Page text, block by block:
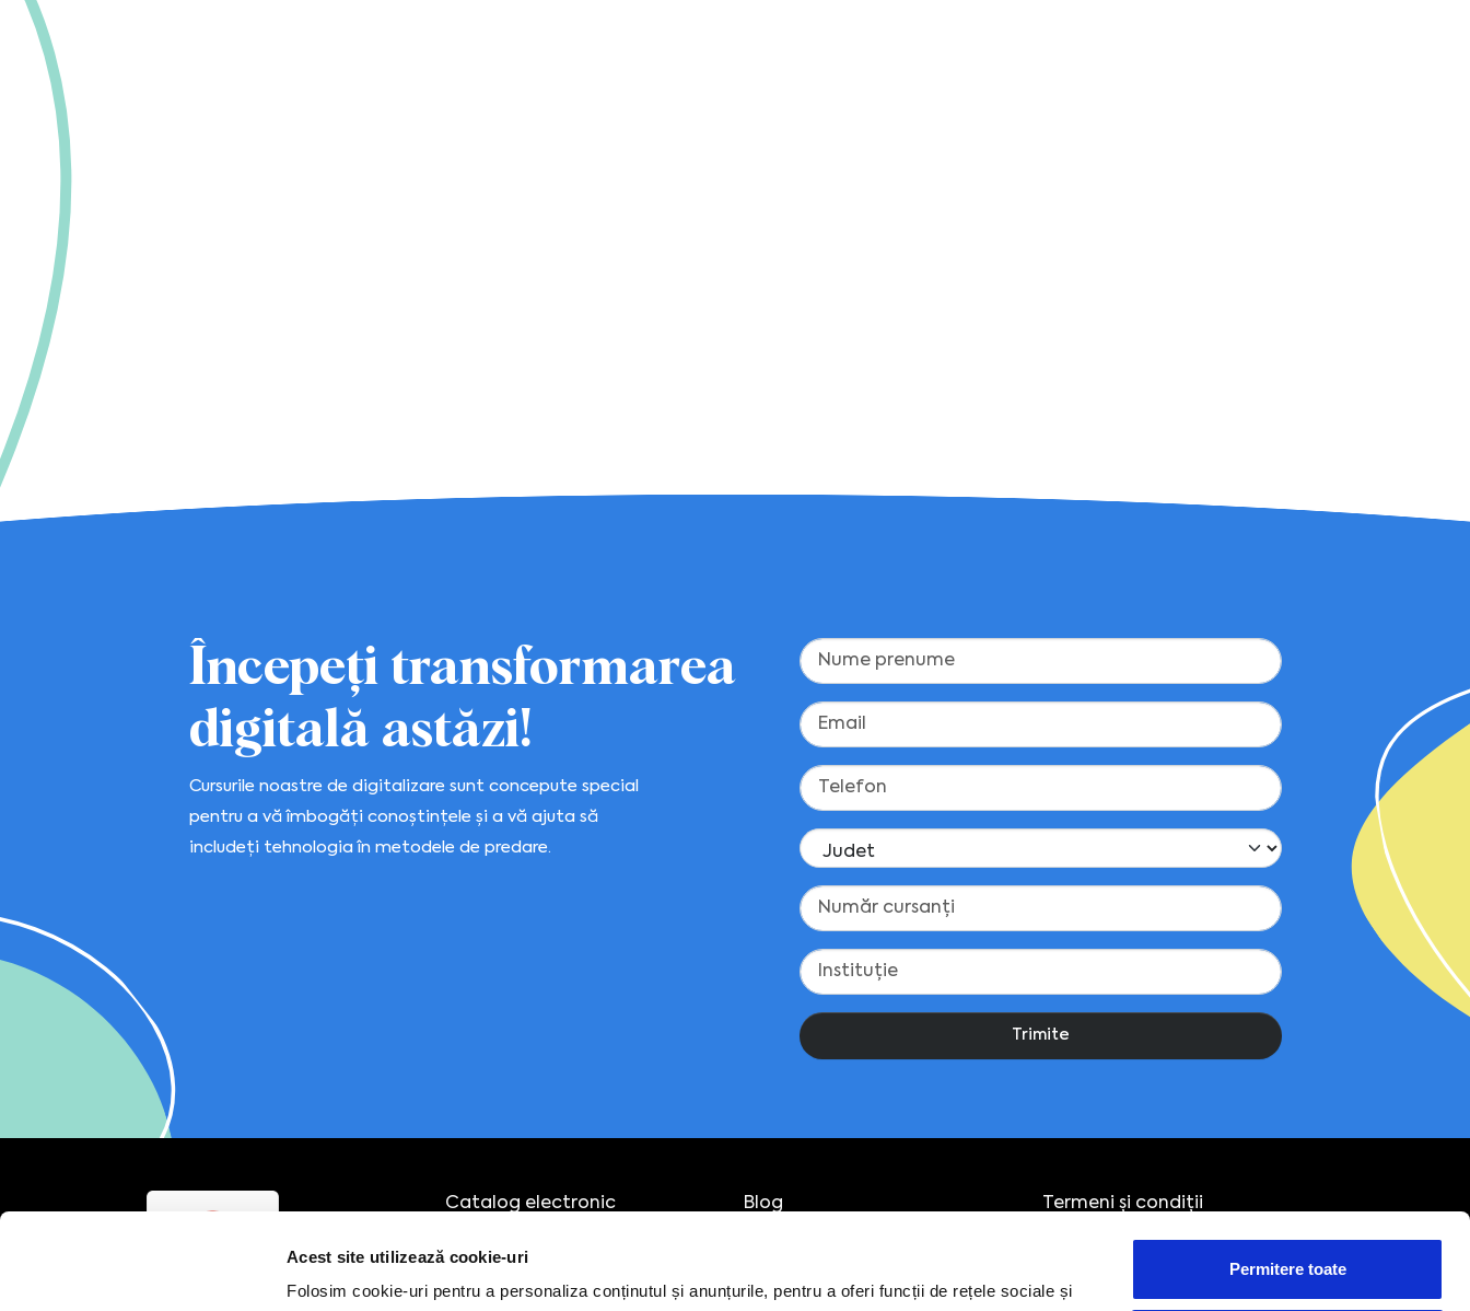
Acest site utilizează cookie-uri
Folosim cookie-uri pentru a personaliza conținutul și anunțurile, pentru a oferi funcții de rețele sociale și
Permitere toate
Începeți transformarea
digitală astăzi!
Cursurile noastre de digitalizare sunt concepute special
pentru a vă îmbogăți conoștințele și a vă ajuta să
includeți tehnologia în metodele de predare.
Trimite
Catalog electronic
Cursuri
Consultanță
Blog
Contact
Termeni și condiții
Politica de retur